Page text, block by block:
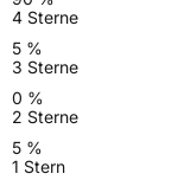
4 Sterne
5 %
3 Sterne
0 %
2 Sterne
5 %
1 Stern